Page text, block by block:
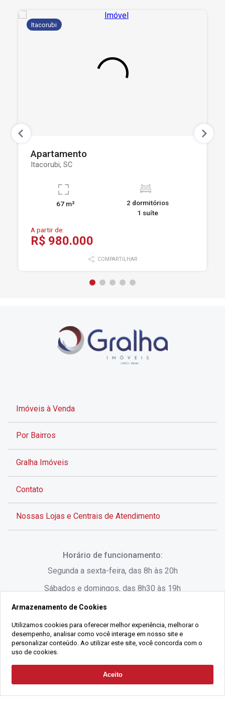
Solicitar Contato
Itacorubi
Apartamento
Itacorubi, SC
67 m²
2 dormitórios
1 suíte
A partir de:
R$ 980.000
COMPARTILHAR
Imóveis à Venda
Por Bairros
Gralha Imóveis
Contato
Nossas Lojas e Centrais de Atendimento
Rua Lauro Linhares, 1080 - Trindade, Florianópolis -
SC
(48) 3220-1045
Alameda César Nascimento, 549, Salas 1, 2 e 3 -
Jurerê, - Florianópolis - SC
Horário de funcionamento:
Segunda a sexta-feira, das 8h às 20h
Sábados e domingos, das 8h30 às 19h
2021 Copyright - Gralha Imóveis CRECI 008060/O - Todos os direitos
CNPJ:18.091.083/0001-37
Armazenamento de Cookies
Utilizamos cookies para oferecer melhor experiência, melhorar o
desempenho, analisar como você interage em nosso site e
personalizar conteúdo. Ao utilizar este site, você concorda com o
uso de cookies.
Aceito